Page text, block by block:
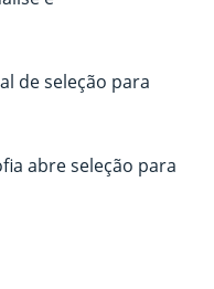
de seleção para
abre seleção para